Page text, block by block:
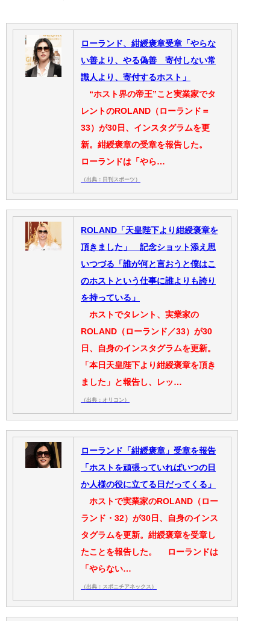
ローランド、紺綬褒章受章「やらな
い善より、やる偽善 寄付しない常
識人より、寄付するホスト」
“ホスト界の帝王”こと実業家でタ
レントのROLAND（ローランド＝
33）が30日、インスタグラムを更
新。紺綬褒章の受章を報告した。
ローランドは「やら…
（出典：日刊スポーツ）
ROLAND「天皇陛下より紺綬褒章を
頂きました」 記念ショット添え思
いつづる「誰が何と言おうと僕はこ
のホストという仕事に誰よりも誇り
を持っている」
ホストでタレント、実業家の
ROLAND（ローランド／33）が30
日、自身のインスタグラムを更新。
「本日天皇陛下より紺綬褒章を頂き
ました」と報告し、レッ…
（出典：オリコン）
ローランド「紺綬褒章」受章を報告
「ホストを頑張っていればいつの日
か人様の役に立てる日だってくる」
ホストで実業家のROLAND（ロー
ランド・32）が30日、自身のインス
タグラムを更新。紺綬褒章を受章し
たことを報告した。 ローランドは
「やらない…
（出典：スポニチアネックス）